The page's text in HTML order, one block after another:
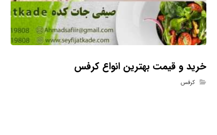
خرید و قیمت بهترین انواع کرفس
کرفس